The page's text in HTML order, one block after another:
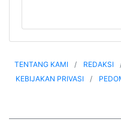
TENTANG KAMI REDAKSI
KEBIJAKAN PRIVASI